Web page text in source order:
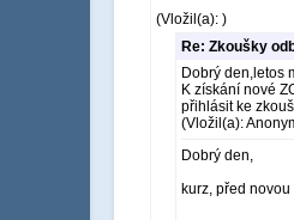
(Vložil(a): )
Re: Zkoušky
Dobrý den,letos
K získání nové
přihlásit ke
(Vložil(a):
Dobrý den,
kurz, před